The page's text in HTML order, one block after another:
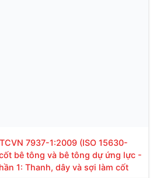
7937-1:2009 (ISO 15630-
bê tông và bê tông dự ứng lực -
1: Thanh, dây và sợi làm cốt